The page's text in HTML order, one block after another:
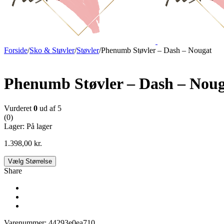
Forside/Sko & Støvler/Støvler/Phenumb Støvler – Dash – Nougat
Phenumb Støvler – Dash –
Vurderet 0 ud af 5
(0)
Lager: På lager
1.398,00 kr.
Vælg Størrelse
Share